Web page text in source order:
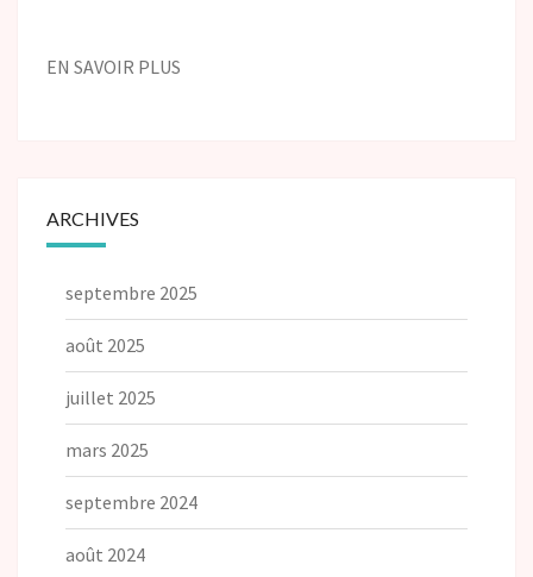
EN SAVOIR PLUS
ARCHIVES
septembre 2025
août 2025
juillet 2025
mars 2025
septembre 2024
août 2024